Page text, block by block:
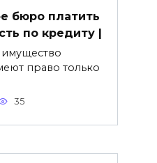
бюро платить
по кредиту |
право только
35